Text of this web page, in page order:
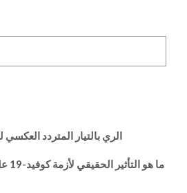
الري بالتيار المتردد العكسي
ما